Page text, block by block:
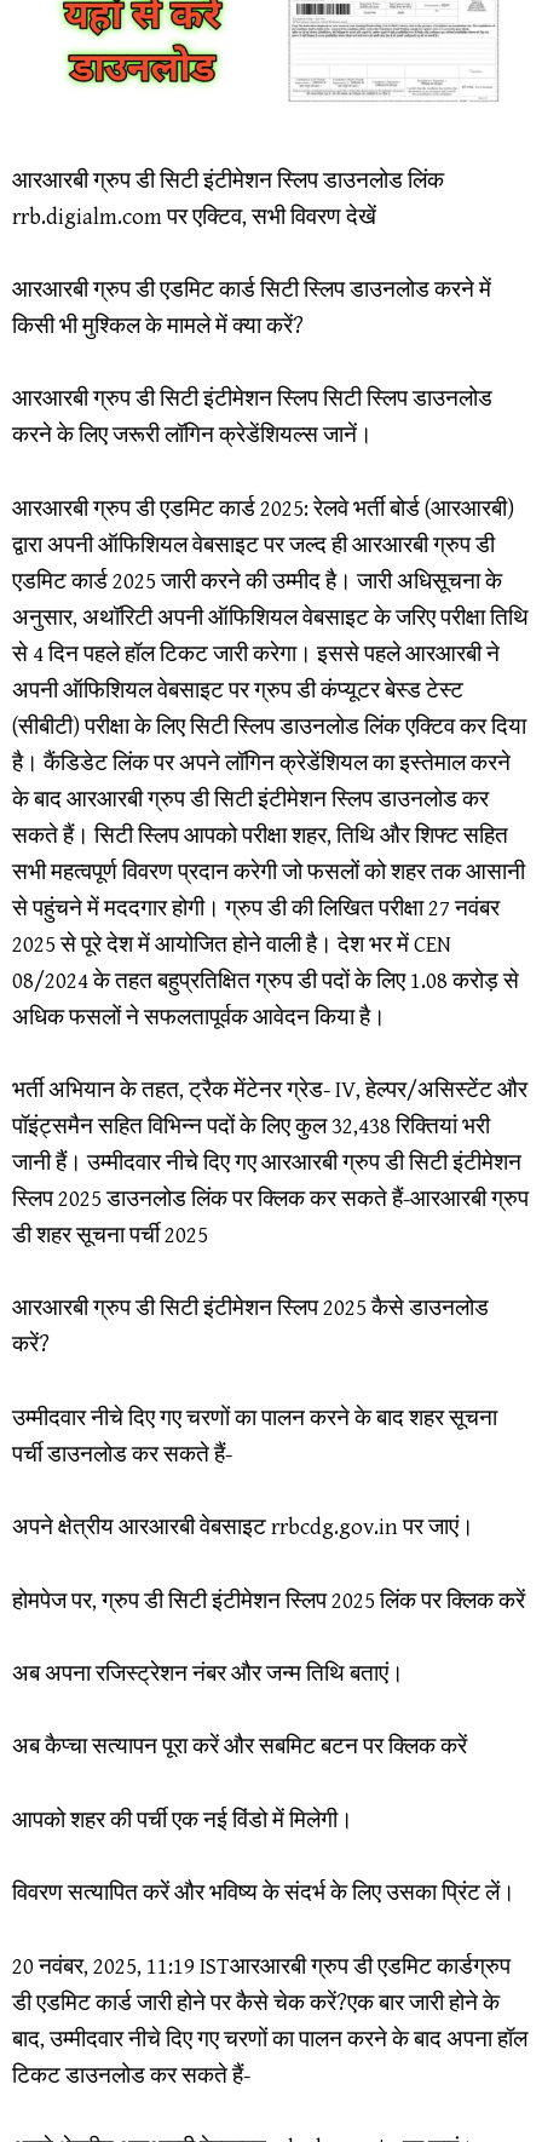
आरआरबी ग्रुप डी सिटी इंटीमेशन स्लिप डाउनलोड लिंक
rrb.digialm.com पर एक्टिव, सभी विवरण देखें
आरआरबी ग्रुप डी एडमिट कार्ड सिटी स्लिप डाउनलोड करने में
किसी भी मुश्किल के मामले में क्या करें?
आरआरबी ग्रुप डी सिटी इंटीमेशन स्लिप सिटी स्लिप डाउनलोड
करने के लिए जरूरी लॉगिन क्रेडेंशियल्स जानें।
आरआरबी ग्रुप डी एडमिट कार्ड 2025: रेलवे भर्ती बोर्ड (आरआरबी)
द्वारा अपनी ऑफिशियल वेबसाइट पर जल्द ही आरआरबी ग्रुप डी
एडमिट कार्ड 2025 जारी करने की उम्मीद है। जारी अधिसूचना के
अनुसार, अथॉरिटी अपनी ऑफिशियल वेबसाइट के जरिए परीक्षा तिथि
से 4 दिन पहले हॉल टिकट जारी करेगा। इससे पहले आरआरबी ने
अपनी ऑफिशियल वेबसाइट पर ग्रुप डी कंप्यूटर बेस्ड टेस्ट
(सीबीटी) परीक्षा के लिए सिटी स्लिप डाउनलोड लिंक एक्टिव कर दिया
है। कैंडिडेट लिंक पर अपने लॉगिन क्रेडेंशियल का इस्तेमाल करने
के बाद आरआरबी ग्रुप डी सिटी इंटीमेशन स्लिप डाउनलोड कर
सकते हैं। सिटी स्लिप आपको परीक्षा शहर, तिथि और शिफ्ट सहित
सभी महत्वपूर्ण विवरण प्रदान करेगी जो फसलों को शहर तक आसानी
से पहुंचने में मददगार होगी। ग्रुप डी की लिखित परीक्षा 27 नवंबर
2025 से पूरे देश में आयोजित होने वाली है। देश भर में CEN
08/2024 के तहत बहुप्रतिक्षित ग्रुप डी पदों के लिए 1.08 करोड़ से
अधिक फसलों ने सफलतापूर्वक आवेदन किया है।
भर्ती अभियान के तहत, ट्रैक मेंटेनर ग्रेड- IV, हेल्पर/असिस्टेंट और
पॉइंट्समैन सहित विभिन्न पदों के लिए कुल 32,438 रिक्तियां भरी
जानी हैं। उम्मीदवार नीचे दिए गए आरआरबी ग्रुप डी सिटी इंटीमेशन
स्लिप 2025 डाउनलोड लिंक पर क्लिक कर सकते हैं-आरआरबी ग्रुप
डी शहर सूचना पर्ची 2025
आरआरबी ग्रुप डी सिटी इंटीमेशन स्लिप 2025 कैसे डाउनलोड
करें?
उम्मीदवार नीचे दिए गए चरणों का पालन करने के बाद शहर सूचना
पर्ची डाउनलोड कर सकते हैं-
अपने क्षेत्रीय आरआरबी वेबसाइट rrbcdg.gov.in पर जाएं।
होमपेज पर, ग्रुप डी सिटी इंटीमेशन स्लिप 2025 लिंक पर क्लिक करें
अब अपना रजिस्ट्रेशन नंबर और जन्म तिथि बताएं।
अब कैप्चा सत्यापन पूरा करें और सबमिट बटन पर क्लिक करें
आपको शहर की पर्ची एक नई विंडो में मिलेगी।
विवरण सत्यापित करें और भविष्य के संदर्भ के लिए उसका प्रिंट लें।
20 नवंबर, 2025, 11:19 ISTआरआरबी ग्रुप डी एडमिट कार्डग्रुप
डी एडमिट कार्ड जारी होने पर कैसे चेक करें?एक बार जारी होने के
बाद, उम्मीदवार नीचे दिए गए चरणों का पालन करने के बाद अपना हॉल
टिकट डाउनलोड कर सकते हैं-